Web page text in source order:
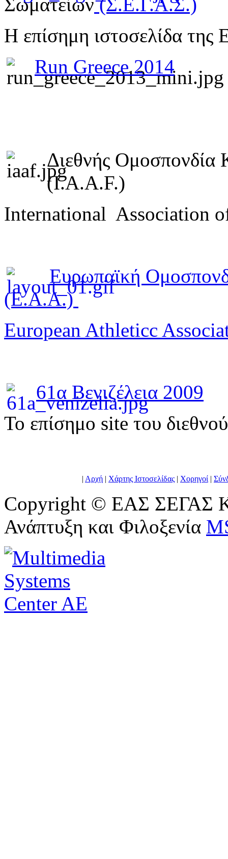
Η επίσημη ιστοσελίδα της
Run Greece 2014
Διεθνής Ομοσπονδία
(I.A.A.F.)
International Association
Ευρωπαϊκή
(E.A.A.)
European Athleticc
61α Βενιζέλεια 2009
To επίσημο site του
| Αρχή | Χάρτης Ιστοσελίδας | Χορηγοί |
Copyright © ΕΑΣ ΣΕΓΑΣ
Ανάπτυξη και Φιλοξενία